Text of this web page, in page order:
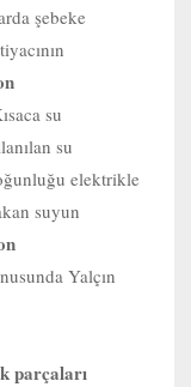
şebeke
su
su
elektrikle
suyun
Yalçın
parçaları